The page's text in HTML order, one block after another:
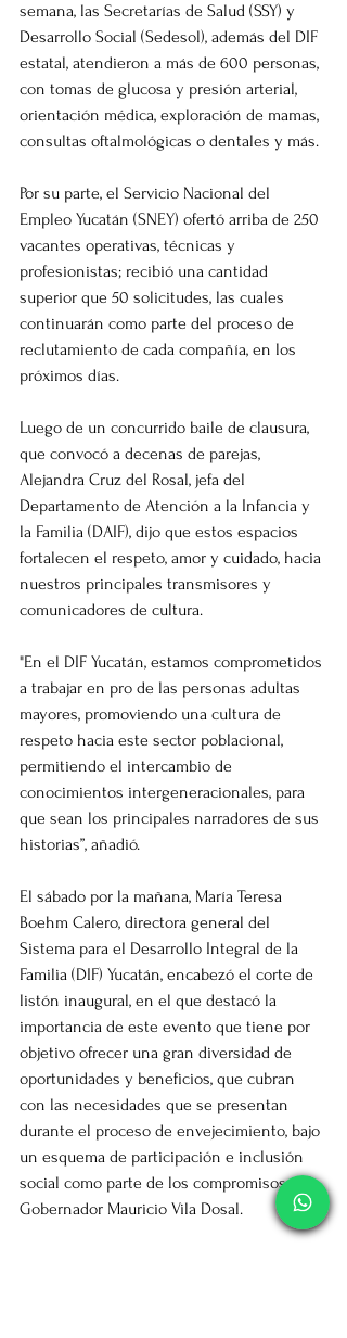
semana, las Secretarías de Salud (SSY) y
Desarrollo Social (Sedesol), además del DIF
estatal, atendieron a más de 600 personas,
con tomas de glucosa y presión arterial,
orientación médica, exploración de mamas,
consultas oftalmológicas o dentales y más.
Por su parte, el Servicio Nacional del
Empleo Yucatán (SNEY) ofertó arriba de 250
vacantes operativas, técnicas y
profesionistas; recibió una cantidad
superior que 50 solicitudes, las cuales
continuarán como parte del proceso de
reclutamiento de cada compañía, en los
próximos días.
Luego de un concurrido baile de clausura,
que convocó a decenas de parejas,
Alejandra Cruz del Rosal, jefa del
Departamento de Atención a la Infancia y
la Familia (DAIF), dijo que estos espacios
fortalecen el respeto, amor y cuidado, hacia
nuestros principales transmisores y
comunicadores de cultura.
"En el DIF Yucatán, estamos comprometidos
a trabajar en pro de las personas adultas
mayores, promoviendo una cultura de
respeto hacia este sector poblacional,
permitiendo el intercambio de
conocimientos intergeneracionales, para
que sean los principales narradores de sus
historias”, añadió.
El sábado por la mañana, María Teresa
Boehm Calero, directora general del
Sistema para el Desarrollo Integral de la
Familia (DIF) Yucatán, encabezó el corte de
listón inaugural, en el que destacó la
importancia de este evento que tiene por
objetivo ofrecer una gran diversidad de
oportunidades y beneficios, que cubran
con las necesidades que se presentan
durante el proceso de envejecimiento, bajo
un esquema de participación e inclusión
social como parte de los compromisos del
Gobernador Mauricio Vila Dosal.